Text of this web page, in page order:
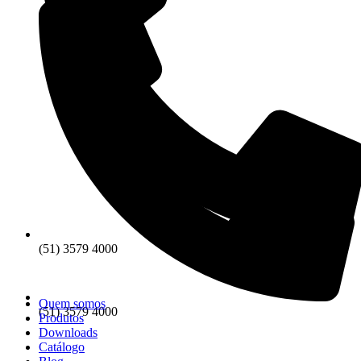
(51) 3579 4000
(51) 3579 4000
Quem somos
Produtos
Downloads
Catálogo